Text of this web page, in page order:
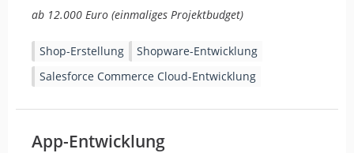
ab 12.000 Euro (einmaliges Projektbudget)
Shop-Erstellung
Shopware-Entwicklung
Salesforce Commerce Cloud-Entwicklung
App-Entwicklung